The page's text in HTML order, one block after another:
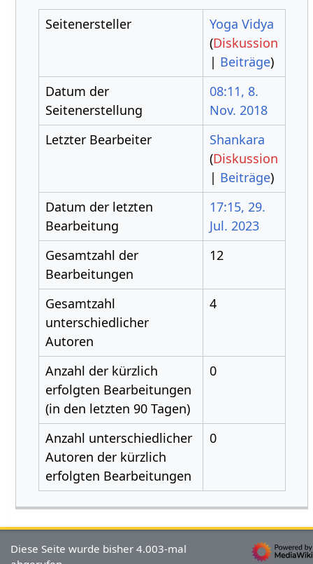
Seitenersteller
Yoga Vidya
(Diskussion
| Beiträge)
Datum der
Seitenerstellung
08:11, 8.
Nov. 2018
Letzter Bearbeiter
Shankara
(Diskussion
| Beiträge)
Datum der letzten
Bearbeitung
17:15, 29.
Jul. 2023
Gesamtzahl der
Bearbeitungen
12
Gesamtzahl
unterschiedlicher
Autoren
4
Anzahl der kürzlich
erfolgten Bearbeitungen
(in den letzten 90 Tagen)
0
Anzahl unterschiedlicher
Autoren der kürzlich
erfolgten Bearbeitungen
0
Diese Seite wurde bisher 4.003-mal